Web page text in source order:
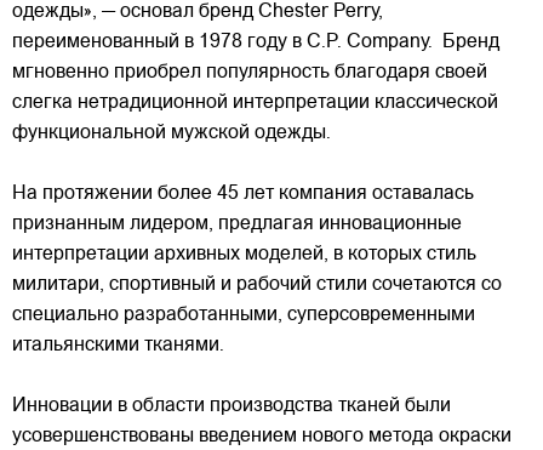
одежды», — основал бренд Chester Perry,
переименованный в 1978 году в C.P. Company. Бренд
мгновенно приобрел популярность благодаря своей
слегка нетрадиционной интерпретации классической
функциональной мужской одежды.
На протяжении более 45 лет компания оставалась
признанным лидером, предлагая инновационные
интерпретации архивных моделей, в которых стиль
милитари, спортивный и рабочий стили сочетаются со
специально разработанными, суперсовременными
итальянскими тканями.
Инновации в области производства тканей были
усовершенствованы введением нового метода окраски